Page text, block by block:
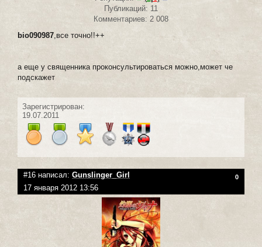
Публикаций: 11
Комментариев: 2 008
bio090987 ,все точно!!++
а еще у священника проконсультироваться можно,может че
подскажет
Зарегистрирован:
19.07.2011
#16 написал: Gunslinger_Girl 0
17 января 2012 13:56